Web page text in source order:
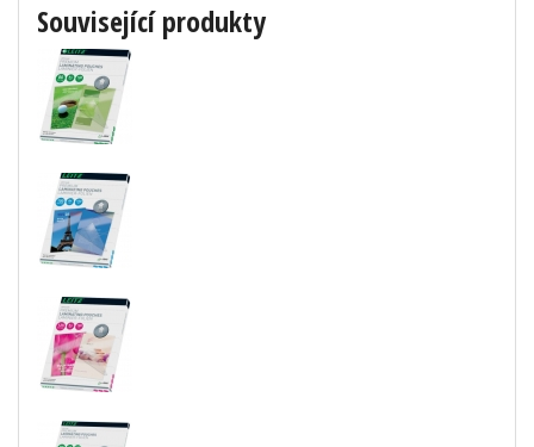
Související produkty